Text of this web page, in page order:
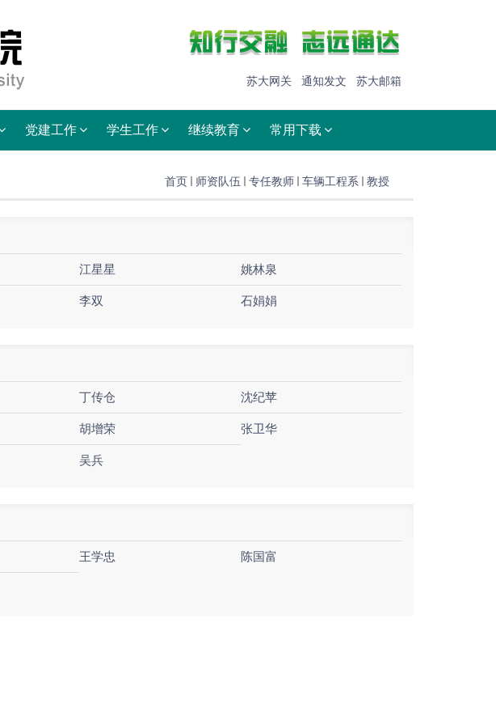
苏大网关 通知发文 苏大邮箱
党建工作 学生工作 继续教育 常用下载
首页 师资队伍 专任教师 车辆工程系 教授
江星星 姚林泉
李双 石娟娟
丁传仓 沈纪苹
胡增荣 张卫华
吴兵
王学忠 陈国富